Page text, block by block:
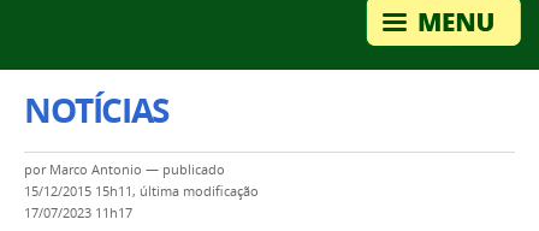
NOTÍCIAS
por Marco Antonio — publicado
15/12/2015 15h11, última modificação
17/07/2023 11h17